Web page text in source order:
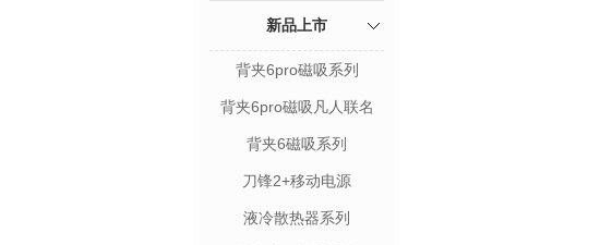
新品上市
背夹6pro磁吸系列
背夹6pro磁吸凡人联名
背夹6磁吸系列
刀锋2+移动电源
液冷散热器系列